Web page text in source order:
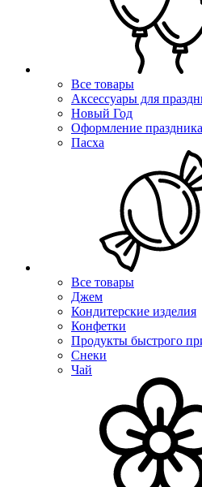
Все товары
Аксессуары для
Новый Год
Оформление праздника
Пасха
Все товары
Джем
Кондитерские изделия
Конфетки
Продукты быстрого
Снеки
Чай